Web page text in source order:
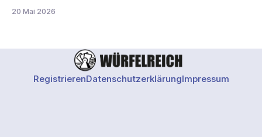
auch eine wichtige Werbefläche für Verlage. Auslöser der
Me, Satan" zurück und begründete
20 Mai 2026
RegistrierenDatenschutzerklärungImpressum